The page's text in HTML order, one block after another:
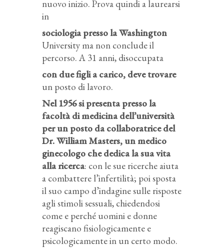
nuovo inizio. Prova quindi a laurearsi
in
sociologia presso la Washington
University ma non conclude il
percorso. A 31 anni, disoccupata
con due figli a carico, deve trovare
un posto di lavoro.
Nel 1956 si presenta presso la
facoltà di medicina dell’università
per un posto da collaboratrice del
Dr. William Masters, un medico
ginecologo che dedica la sua vita
alla ricerca: con le sue ricerche aiuta
a combattere l’infertilità; poi sposta
il suo campo d’indagine sulle risposte
agli stimoli sessuali, chiedendosi
come e perché uomini e donne
reagiscano fisiologicamente e
psicologicamente in un certo modo.